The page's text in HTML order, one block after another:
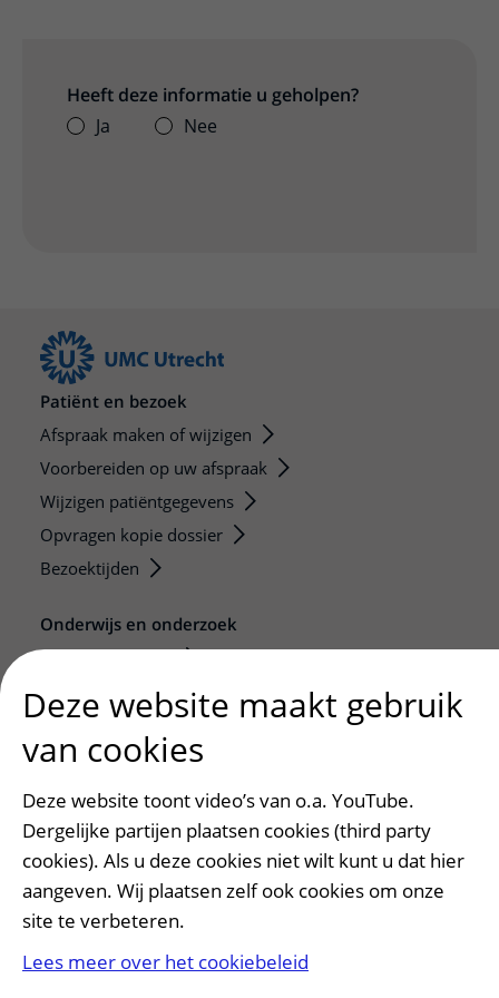
Heeft deze informatie u geholpen?
Ja
Nee
Patiënt en bezoek
Afspraak maken of wijzigen
Voorbereiden op uw afspraak
Wijzigen patiëntgegevens
Opvragen kopie dossier
Bezoektijden
Onderwijs en onderzoek
Onze opleidingen
De Nieuwe Utrechtse School
Stage en opleidingsplaatsen
Research
Strategic programs
Research groups
Researchers
Research technologies
Deze website maakt gebruik
van cookies
Deze website toont video’s van o.a. YouTube.
Dergelijke partijen plaatsen cookies (third party
cookies). Als u deze cookies niet wilt kunt u dat hier
aangeven. Wij plaatsen zelf ook cookies om onze
site te verbeteren.
Lees meer over het cookiebeleid